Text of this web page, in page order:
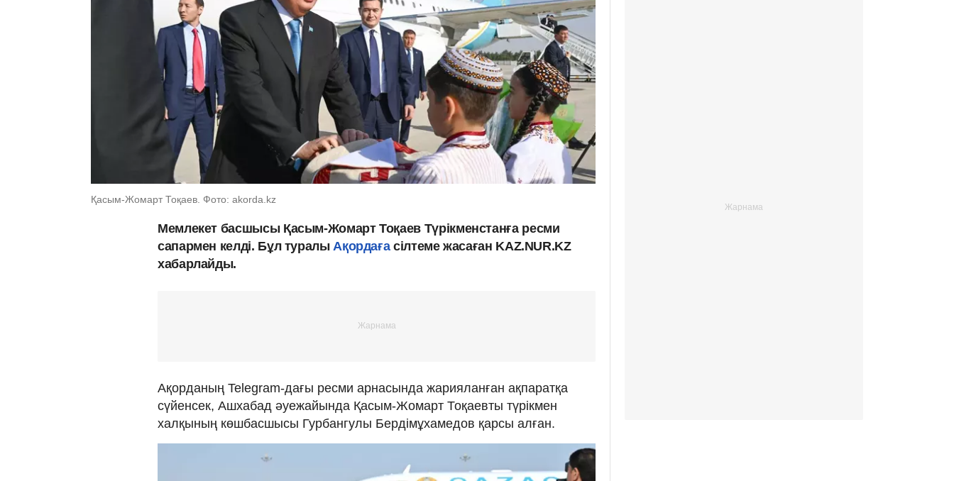
Қасым-Жомарт Тоқаев. Фото: akorda.kz
Мемлекет басшысы Қасым-Жомарт Тоқаев Түрікменстанға ресми
сапармен келді. Бұл туралы Ақордағасілтеме жасаған KAZ.NUR.KZ
хабарлайды.
Ақорданың Telegram-дағы ресми арнасында жарияланған ақпаратқа
сүйенсек, Ашхабад әуежайында Қасым-Жомарт Тоқаевты түрікмен
халқының көшбасшысы Гурбангулы Бердімұхамедов қарсы алған.